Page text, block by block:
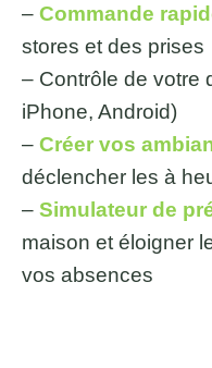
– Commande
stores et des prises
– Contrôle de votre
iPhone, Android)
– Créer vos
déclencher les à
– Simulateur de
maison et éloigner
vos absences